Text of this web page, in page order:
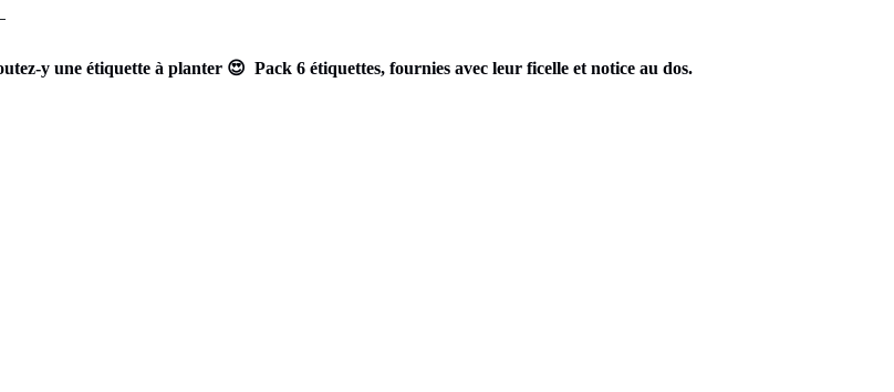
y une étiquette à planter 😍 Pack 6 étiquettes, fournies avec leur ficelle et notice au dos.